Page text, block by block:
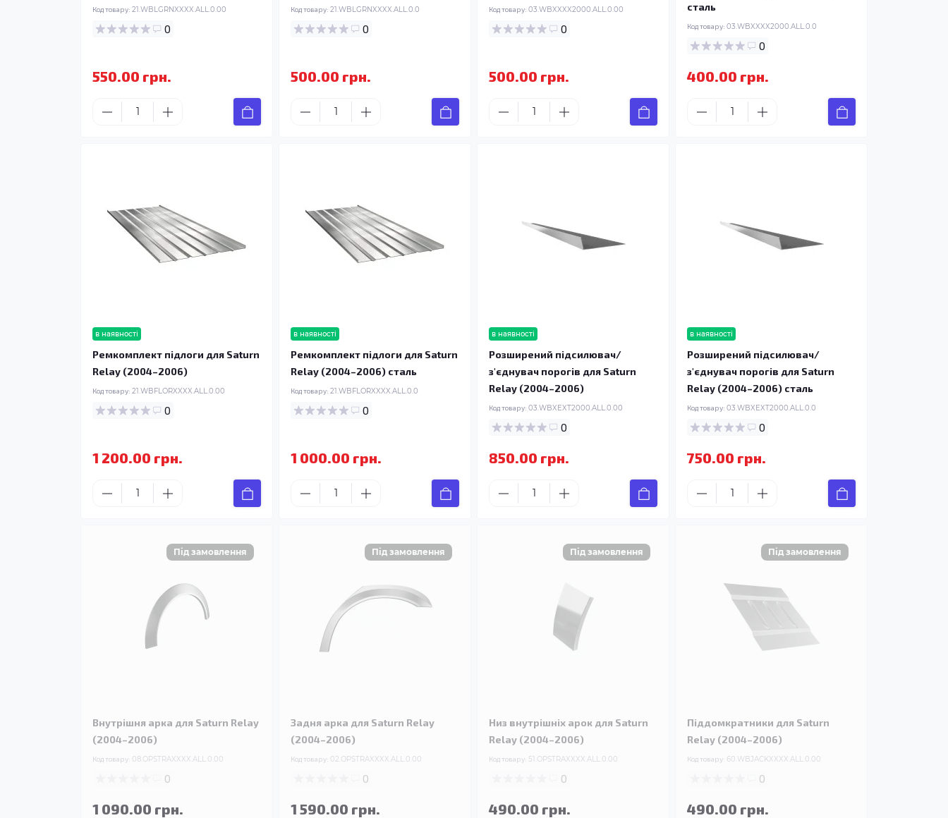
Код товару: 21.WBLGRNXXXX.ALL.0.00
0
550.00 грн.
Код товару: 21.WBLGRNXXXX.ALL.0.0
0
500.00 грн.
Код товару: 03.WBXXXX2000.ALL.0.00
0
500.00 грн.
сталь
Код товару: 03.WBXXXX2000.ALL.0.0
0
400.00 грн.
в наявності
Ремкомплект підлоги для Saturn
Relay (2004–2006)
Код товару: 21.WBFLORXXXX.ALL.0.00
0
1 200.00 грн.
в наявності
Ремкомплект підлоги для Saturn
Relay (2004–2006) сталь
Код товару: 21.WBFLORXXXX.ALL.0.0
0
1 000.00 грн.
в наявності
Розширений підсилювач/
з'єднувач порогів для Saturn
Relay (2004–2006)
Код товару: 03.WBXEXT2000.ALL.0.00
0
850.00 грн.
в наявності
Розширений підсилювач/
з'єднувач порогів для Saturn
Relay (2004–2006) сталь
Код товару: 03.WBXEXT2000.ALL.0.0
0
750.00 грн.
Внутрішня арка для Saturn Relay
(2004–2006)
Код товару: 08.OPSTRAXXXX.ALL.0.00
0
1 090.00 грн.
Задня арка для Saturn Relay
(2004–2006)
Код товару: 02.OPSTRAXXXX.ALL.0.00
0
1 590.00 грн.
Низ внутрішніх арок для Saturn
Relay (2004–2006)
Код товару: 51.OPSTRAXXXX.ALL.0.00
0
490.00 грн.
Піддомкратники для Saturn
Relay (2004–2006)
Код товару: 60.WBJACKXXXX.ALL.0.00
0
490.00 грн.